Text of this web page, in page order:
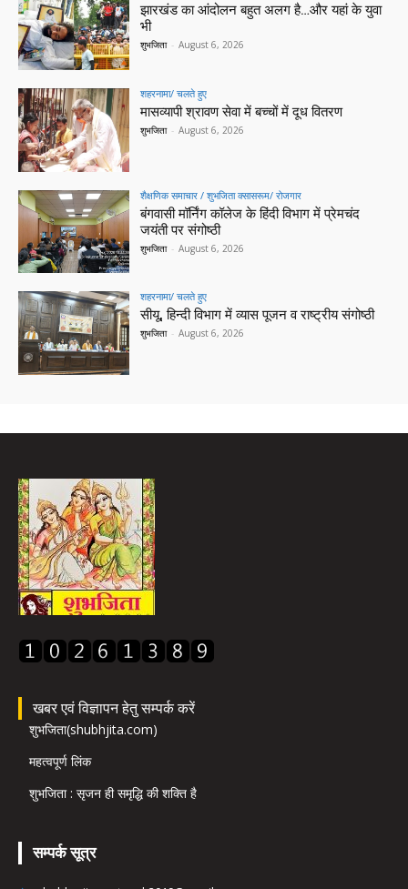
झारखंड का आंदोलन बहुत अलग है…और यहां के युवा
भी
शुभजिता - August 6, 2026
शहरनामा/ चलते हुए
मासव्यापी श्रावण सेवा में बच्चों में दूध वितरण
शुभजिता - August 6, 2026
शैक्षणिक समाचार / शुभजिता क्सासरूम/ रोजगार
बंगवासी मॉर्निंग कॉलेज के हिंदी विभाग में प्रेमचंद
जयंती पर संगोष्ठी
शुभजिता - August 6, 2026
शहरनामा/ चलते हुए
सीयू, हिन्दी विभाग में व्यास पूजन व राष्ट्रीय संगोष्ठी
शुभजिता - August 6, 2026
खबर एवं विज्ञापन हेतु सम्पर्क करें
शुभजिता(shubhjita.com)
महत्वपूर्ण लिंक
शुभजिता : सृजन ही समृद्धि की शक्ति है
सम्पर्क सूत्र